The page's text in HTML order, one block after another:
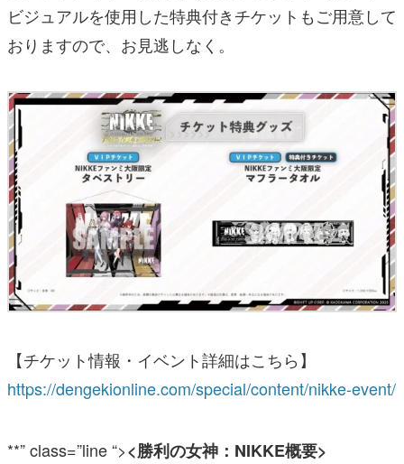
ビジュアルを使用した特典付きチケットもご用意して
おりますので、お見逃しなく。
【チケット情報・イベント詳細はこちら】
https://dengekionline.com/special/content/nikke-event/
**” class=”line “><勝利の女神：NIKKE概要>